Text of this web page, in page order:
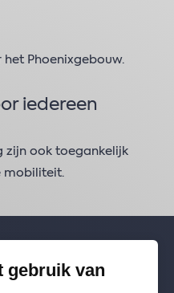
Phoenixgebouw.
iedereen
zijn ook toegankelijk
mobiliteit.
de hoogte via
gebruik van